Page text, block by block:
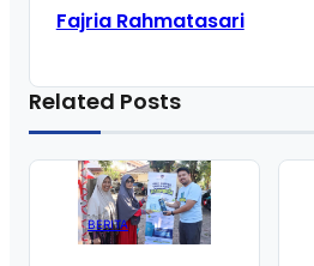
Fajria Rahmatasari
Related Posts
BERITA